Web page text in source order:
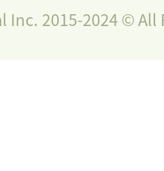
Inc. 2015-2024 © All